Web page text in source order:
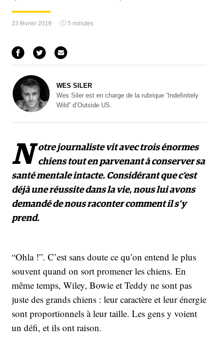
23 février 2019 5 minutes
WES SILER
Wes Siler est en charge de la rubrique “Indefinitely
Wild” d’Outside US.
N otre journaliste vit avec trois énormes
chiens tout en parvenant à conserver sa
santé mentale intacte. Considérant que c’est
déjà une réussite dans la vie, nous lui avons
demandé de nous raconter comment il s’y
prend.
“Ohla !”. C’est sans doute ce qu’on entend le plus
souvent quand on sort promener les chiens. En
même temps, Wiley, Bowie et Teddy ne sont pas
juste des grands chiens : leur caractère et leur énergie
sont proportionnels à leur taille. Les gens y voient
un défi, et ils ont raison.